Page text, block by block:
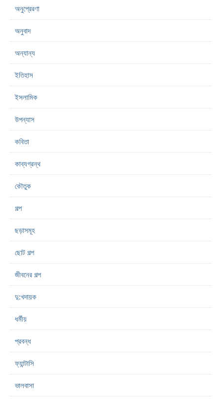
অনুপ্রেরণা
অনুবাদ
অন্যান্য
ইতিহাস
ইসলামিক
উপন্যাস
কবিতা
কাব্যগ্রন্থ
কৌতুক
গল্প
ছড়াসমূহ
ছোট গল্প
জীবনের গল্প
দু:খদায়ক
ধর্মীয়
প্রবন্ধ
ফ্যান্টাসি
ভালবাসা